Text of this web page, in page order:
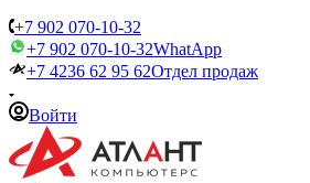
+7 902 070-10-32
+7 902 070-10-32WhatApp
+7 4236 62 95 62Отдел продаж
Войти